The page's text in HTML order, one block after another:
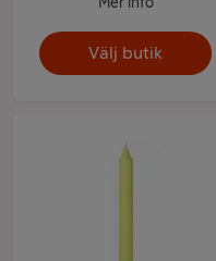
Välj butik